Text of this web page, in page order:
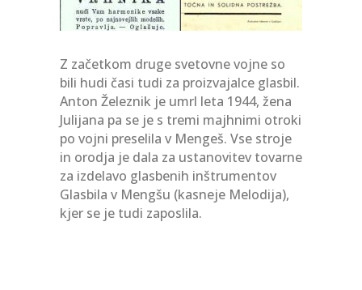
Z začetkom druge svetovne vojne so
bili hudi časi tudi za proizvajalce glasbil.
Anton Železnik je umrl leta 1944, žena
Julijana pa se je s tremi majhnimi otroki
po vojni preselila v Mengeš. Vse stroje
in orodja je dala za ustanovitev tovarne
za izdelavo glasbenih inštrumentov
Glasbila v Mengšu (kasneje Melodija),
kjer se je tudi zaposlila.